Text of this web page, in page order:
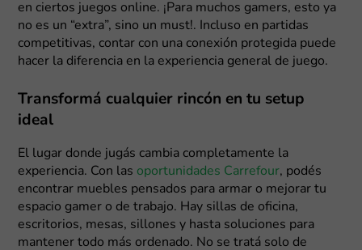
en ciertos juegos online. ¡Para muchos gamers, esto ya
no es un “extra”, sino un must!. Incluso en partidas
competitivas, contar con una conexión protegida puede
hacer la diferencia en la experiencia general de juego.
Transformá cualquier rincón en tu setup
ideal
El lugar donde jugás cambia completamente la
experiencia. Con las oportunidades Carrefour, podés
encontrar muebles pensados para armar o mejorar tu
espacio gamer o de trabajo. Hay sillas de oficina,
escritorios, mesas, sillones y hasta soluciones para
mantener todo más ordenado. No se tratá solo de